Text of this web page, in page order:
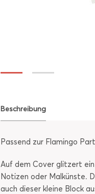
Beschreibung
Passend zur Flamingo
Auf dem Cover glitzert
Notizen oder Malkünste.
auch dieser kleine Block